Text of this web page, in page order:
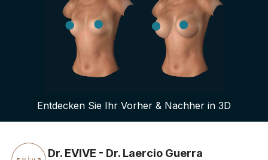
Startseite für Chirurgen
3D-Business-Plattform
Pläne
Bewertungen von Patienten
Entdecken Sie Ihr Vorher & Nachher in 3D
Dr. EVIVE - Dr. Laercio Guerra